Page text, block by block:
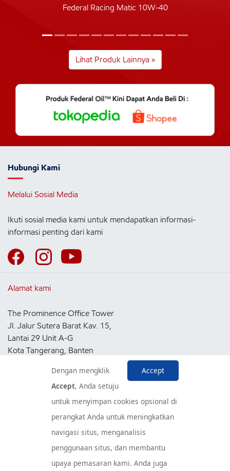
Federal Racing Matic 10W-40
Lihat Produk Lainnya »
Hubungi Kami
Melalui Sosial Media
Ikuti sosial media kami untuk mendapatkan informasi-
informasi penting dari kami
Alamat kami
The Prominence Office Tower
Jl. Jalur Sutera Barat Kav. 15,
Lantai 29 Unit A-G
Kota Tangerang, Banten
Pusat Layanan Konsumen
Accept
Dengan mengklik
Accept, Anda setuju
untuk menyimpan cookies opsional di
perangkat Anda untuk meningkatkan
navigasi situs, menganalisis
penggunaan situs, dan membantu
upaya pemasaran kami. Anda juga